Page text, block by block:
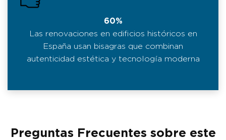
60%
Las renovaciones en edificios históricos en
España usan bisagras que combinan
autenticidad estética y tecnología moderna
Preguntas Frecuentes sobre este